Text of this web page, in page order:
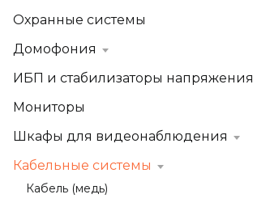
Охранные системы
Домофония
ИБП и стабилизаторы напряжения
Мониторы
Шкафы для видеонаблюдения
Кабельные системы
Кабель (медь)